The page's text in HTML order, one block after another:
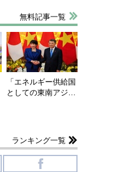
無料記事一覧
「エネルギー供給国
としての東南アジ…
ランキング一覧